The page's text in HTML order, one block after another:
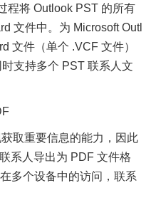
程将 Outlook PST 的所有
文件中。为 Microsoft Outl
文件（单个 .VCF 文件）
支持多个 PST 联系人文
取重要信息的能力，因此
系人导出为 PDF 文件格
多个设备中的访问，联系